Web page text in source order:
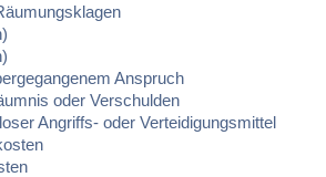
Anspruch
oder Verschulden
Angriffs- oder Verteidigungsmittel